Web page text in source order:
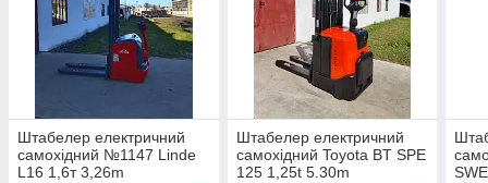
Штабелер електричний
самохідний №1147 Linde
L16 1,6т 3,26m
Штабелер електричний
самохідний Toyota BT SPE
125 1,25t 5.30m